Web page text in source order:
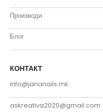
Производи
Блог
КОНТАКТ
info@jananails.mk
askreativa2020@gmail.com